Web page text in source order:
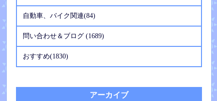
自動車、バイク関連(84)
問い合わせ＆ブログ (1689)
おすすめ(1830)
アーカイブ